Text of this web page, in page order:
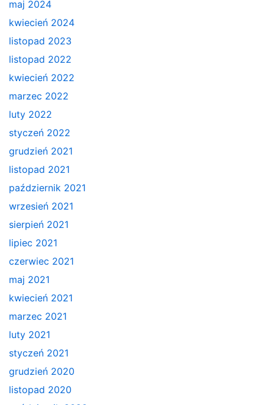
maj 2024
kwiecień 2024
listopad 2023
listopad 2022
kwiecień 2022
marzec 2022
luty 2022
styczeń 2022
grudzień 2021
listopad 2021
październik 2021
wrzesień 2021
sierpień 2021
lipiec 2021
czerwiec 2021
maj 2021
kwiecień 2021
marzec 2021
luty 2021
styczeń 2021
grudzień 2020
listopad 2020